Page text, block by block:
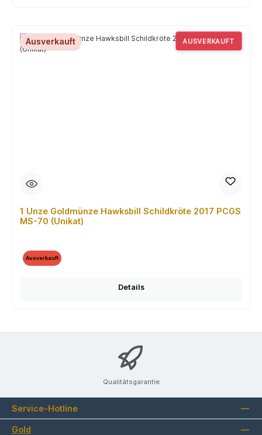
Ausverkauft AUSVERKAUFT
1 Unze Goldmünze Hawksbill Schildkröte 2017 PCGS
MS-70 (Unikat)
Ausverkauft
Details
Qualitätsgarantie
Service-Hotline
Gold